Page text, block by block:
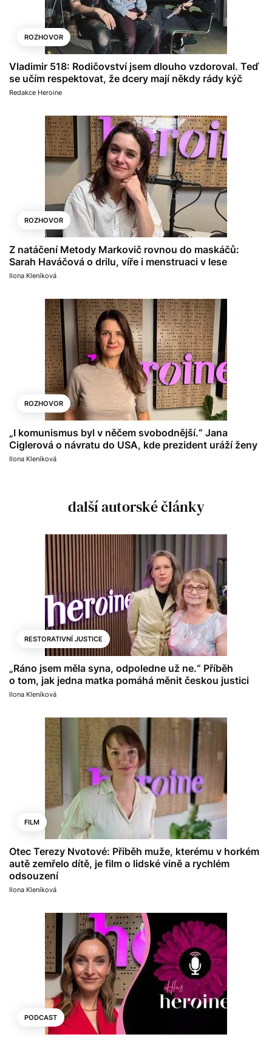
ROZHOVOR
Vladimir 518: Rodičovství jsem dlouho vzdoroval. Teď
se učím respektovat, že dcery mají někdy rády kýč
Redakce Heroine
ROZHOVOR
Z natáčení Metody Markovič rovnou do maskáčů:
Sarah Haváčová o drilu, víře i menstruaci v lese
Ilona Kleníková
ROZHOVOR
„I komunismus byl v něčem svobodnější.“ Jana
Ciglerová o návratu do USA, kde prezident uráží ženy
Ilona Kleníková
další autorské články
RESTORATIVNÍ JUSTICE
„Ráno jsem měla syna, odpoledne už ne.“ Příběh
o tom, jak jedna matka pomáhá měnit českou justici
Ilona Kleníková
FILM
Otec Terezy Nvotové: Příběh muže, kterému v horkém
autě zemřelo dítě, je film o lidské vině a rychlém
odsouzení
Ilona Kleníková
PODCAST